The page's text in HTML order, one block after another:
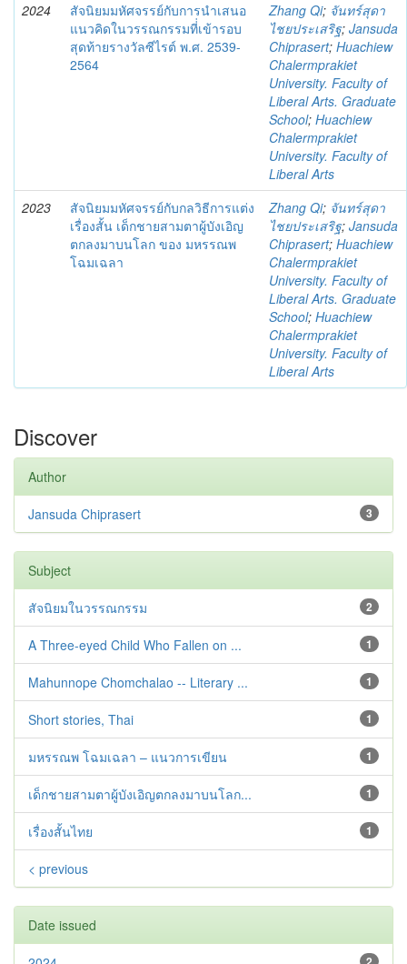
2024
สัจนิยมมหัศจรรย์กับการนำเสนอ
แนวคิดในวรรณกรรมที่่เข้ารอบ
สุดท้ายรางวัลซีไรต์ พ.ศ. 2539-
2564
Zhang Qi; จันทร์สุดา
ไชยประเสริฐ; Jansuda
Chiprasert; Huachiew
Chalermprakiet
University. Faculty of
Liberal Arts. Graduate
School; Huachiew
Chalermprakiet
University. Faculty of
Liberal Arts
2023
สัจนิยมมหัศจรรย์กับกลวิธีการแต่ง
เรื่องสั้น เด็กชายสามตาผู้บังเอิญ
ตกลงมาบนโลก ของ มหรรณพ
โฉมเฉลา
Zhang Qi; จันทร์สุดา
ไชยประเสริฐ; Jansuda
Chiprasert; Huachiew
Chalermprakiet
University. Faculty of
Liberal Arts. Graduate
School; Huachiew
Chalermprakiet
University. Faculty of
Liberal Arts
Discover
Author
3
Jansuda Chiprasert
Subject
2
สัจนิยมในวรรณกรรม
1
A Three-eyed Child Who Fallen on ...
1
Mahunnope Chomchalao -- Literary ...
1
Short stories, Thai
1
มหรรณพ โฉมเฉลา – แนวการเขียน
1
เด็กชายสามตาผู้บังเอิญตกลงมาบนโลก...
1
เรื่องสั้นไทย
< previous
Date issued